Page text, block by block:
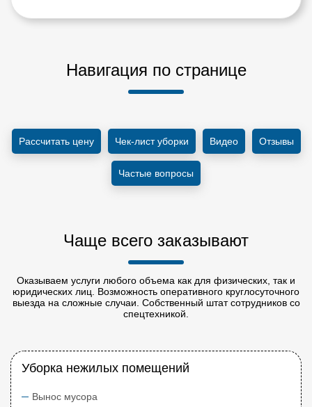
Навигация по странице
Рассчитать цену Чек-лист уборки Видео Отзывы
Частые вопросы
Чаще всего заказывают
Оказываем услуги любого объема как для физических, так и
юридических лиц. Возможность оперативного круглосуточного
выезда на сложные случаи. Собственный штат сотрудников со
спецтехникой.
Уборка нежилых помещений
Вынос мусора